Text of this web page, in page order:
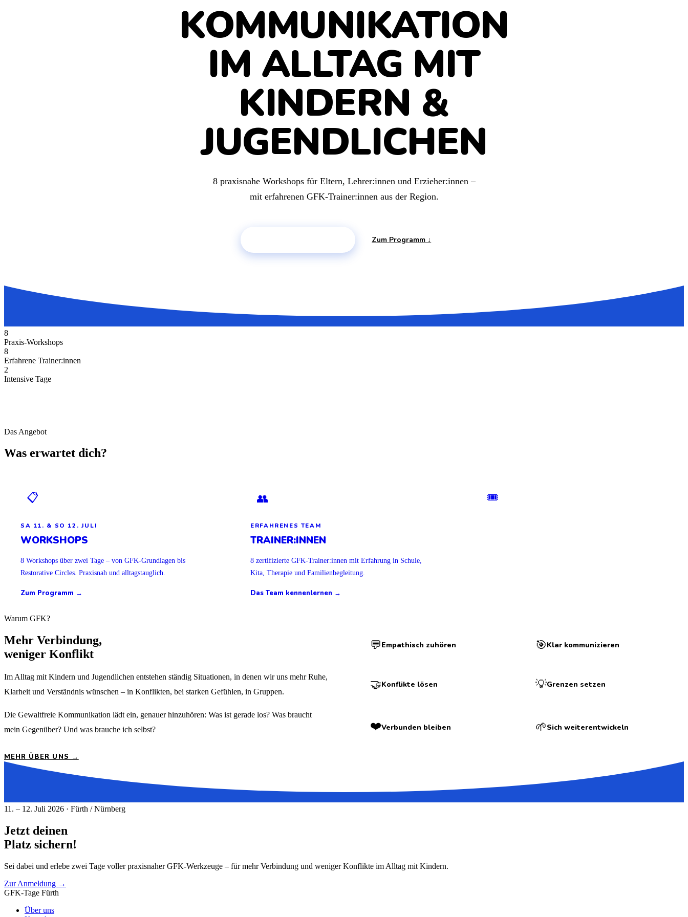
KOMMUNIKATION
IM ALLTAG MIT
KINDERN &
JUGENDLICHEN
8 praxisnahe Workshops für Eltern, Lehrer:innen und Erzieher:innen –
mit erfahrenen GFK-Trainer:innen aus der Region.
Zum Programm ↓
8
Praxis-Workshops
8
Erfahrene Trainer:innen
2
Intensive Tage
Das Angebot
Was erwartet dich?
📋
SA 11. & SO 12. JULI
WORKSHOPS
8 Workshops über zwei Tage – von GFK-Grundlagen bis
Restorative Circles. Praxisnah und alltagstauglich.
Zum Programm →
👥
ERFAHRENES TEAM
TRAINER:INNEN
8 zertifizierte GFK-Trainer:innen mit Erfahrung in Schule,
Kita, Therapie und Familienbegleitung.
Das Team kennenlernen →
🎟️
Warum GFK?
Mehr Verbindung,
weniger Konflikt
Im Alltag mit Kindern und Jugendlichen entstehen ständig Situationen, in denen wir uns mehr Ruhe,
Klarheit und Verständnis wünschen – in Konflikten, bei starken Gefühlen, in Gruppen.
Die Gewaltfreie Kommunikation lädt ein, genauer hinzuhören: Was ist gerade los? Was braucht
mein Gegenüber? Und was brauche ich selbst?
MEHR ÜBER UNS →
💬Empathisch zuhören 🎯Klar kommunizieren
🤝Konflikte lösen 💡Grenzen setzen
❤️Verbunden bleiben 🌱Sich weiterentwickeln
11. – 12. Juli 2026 · Fürth / Nürnberg
Jetzt deinen
Platz sichern!
Sei dabei und erlebe zwei Tage voller praxisnaher GFK-Werkzeuge – für mehr Verbindung und weniger Konflikte im Alltag mit Kindern.
Zur Anmeldung →
GFK-Tage Fürth
Über uns